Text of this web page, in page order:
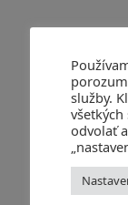
služby.
odvolať